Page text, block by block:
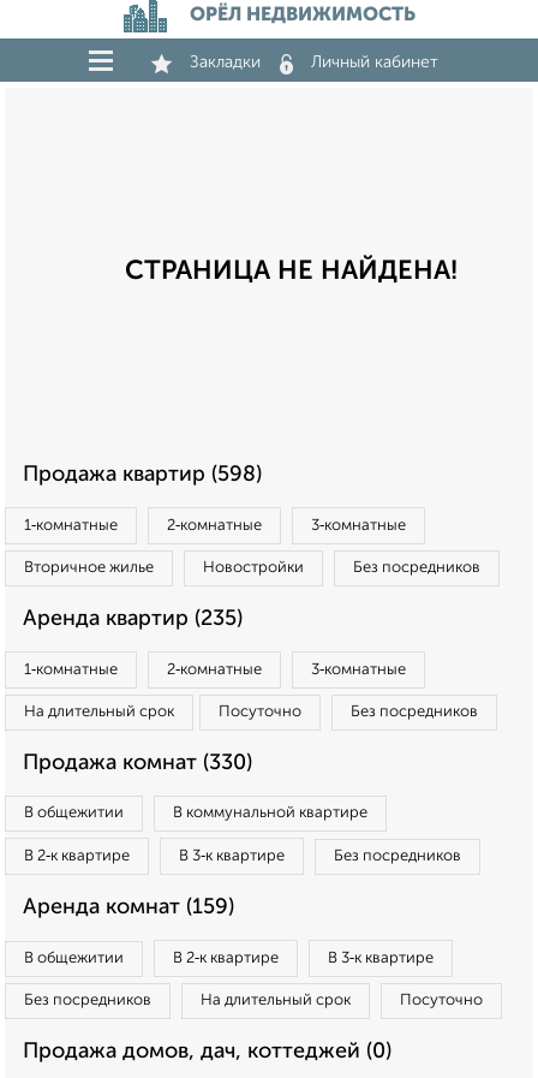
ОРЁЛ НЕДВИЖИМОСТЬ
Закладки Личный кабинет
СТРАНИЦА НЕ НАЙДЕНА!
Продажа квартир (598)
1‑комнатные 2‑комнатные 3‑комнатные
Вторичное жилье Новостройки Без посредников
Аренда квартир (235)
1‑комнатные 2‑комнатные 3‑комнатные
На длительный срок Посуточно Без посредников
Продажа комнат (330)
В общежитии В коммунальной квартире
В 2‑к квартире В 3‑к квартире Без посредников
Аренда комнат (159)
В общежитии В 2‑к квартире В 3‑к квартире
Без посредников На длительный срок Посуточно
Продажа домов, дач, коттеджей (0)